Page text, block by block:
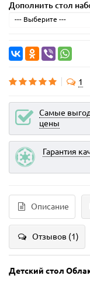
Дополнить стол
1
Самые
цены
Гарантия
Описание
Отзывов (1)
Детский стол